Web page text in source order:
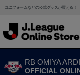
ユニフォームなどの公式グッズが買える！
RB OMIYA
OFFICIAL